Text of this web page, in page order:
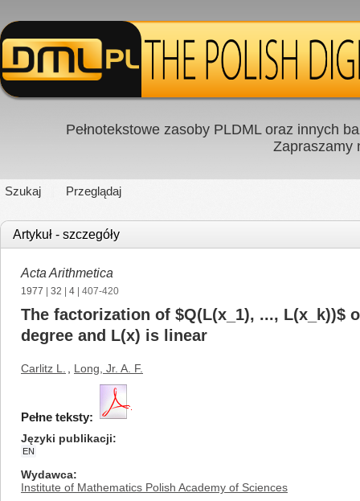
Pełnotekstowe zasoby PLDML oraz innych
Zapraszamy
Szukaj Przeglądaj
Artykuł - szczegóły
Acta Arithmetica
1977 32 4 | 407-420
The factorization of $Q(L(x_1), ...,
degree and L(x) is linear
Carlitz L. Long, Jr. A. F.
Pełne teksty:
Języki publikacji
EN
Wydawca
Institute of Mathematics Polish Academy of Sciences